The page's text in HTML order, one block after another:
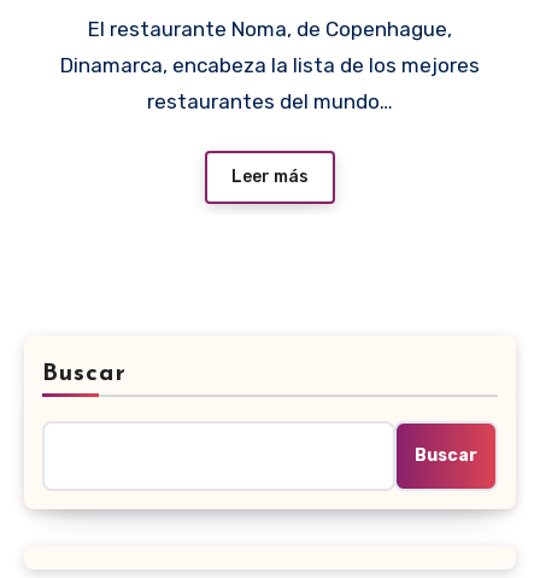
El restaurante Noma, de Copenhague,
Dinamarca, encabeza la lista de los mejores
restaurantes del mundo…
Leer más
Buscar
Buscar